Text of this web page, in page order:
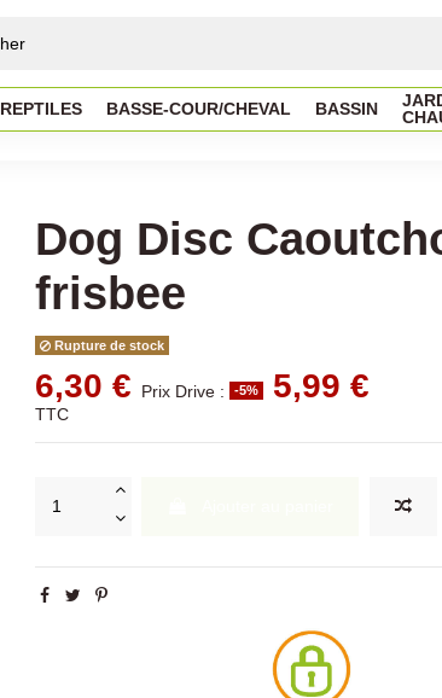
REPTILES BASSE-COUR/CHEVAL BASSIN
Dog Disc
frisbee
Rupture de stock
6,30 € Prix Drive : -5% 5,99 €
TTC